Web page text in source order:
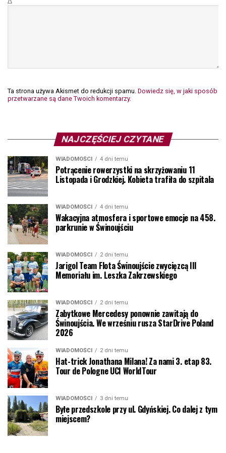
Ta strona używa Akismet do redukcji spamu. Dowiedz się, w jaki sposób
przetwarzane są dane Twoich komentarzy.
NAJCZĘŚCIEJ CZYTANE
WIADOMOŚCI 4 dni temu
Potrącenie rowerzystki na skrzyżowaniu 11
Listopada i Grodzkiej. Kobieta trafiła do szpitala
WIADOMOŚCI 4 dni temu
Wakacyjna atmosfera i sportowe emocje na 458.
parkrunie w Świnoujściu
WIADOMOŚCI 2 dni temu
Jarigol Team Flota Świnoujście zwycięzcą III
Memoriału im. Leszka Zakrzewskiego
WIADOMOŚCI 2 dni temu
Zabytkowe Mercedesy ponownie zawitają do
Świnoujścia. We wrześniu rusza StarDrive Poland
2026
WIADOMOŚCI 2 dni temu
Hat-trick Jonathana Milana! Za nami 3. etap 83.
Tour de Pologne UCI WorldTour
WIADOMOŚCI 3 dni temu
Byłe przedszkole przy ul. Gdyńskiej. Co dalej z tym
miejscem?